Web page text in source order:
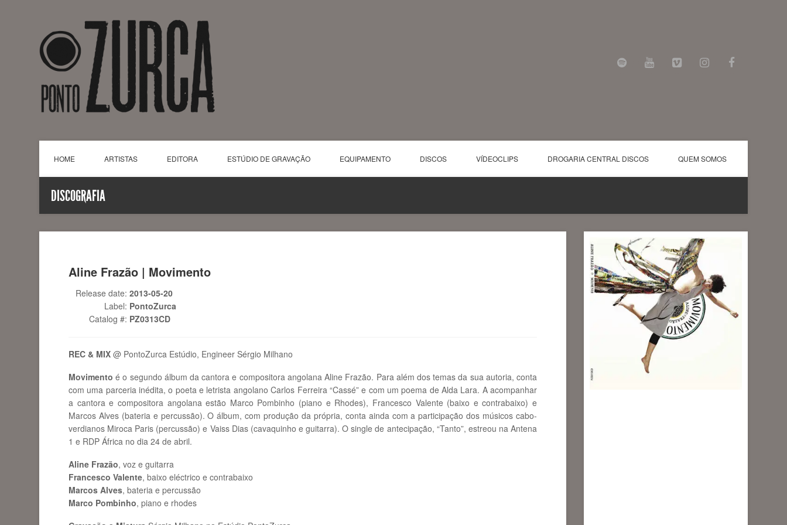
HOME ARTISTAS EDITORA ESTÚDIO DE GRAVAÇÃO EQUIPAMENTO DISCOS VÍDEOCLIPS DROGARIA CENTRAL DISCOS QUEM SOMOS
DISCOGRAFIA
Aline Frazão | Movimento
Release date: 2013-05-20
Label: PontoZurca
Catalog #: PZ0313CD
REC & MIX @ PontoZurca Estúdio, Engineer Sérgio Milhano
Movimento é o segundo álbum da cantora e compositora angolana Aline Frazão. Para além dos temas da sua autoria, conta
com uma parceria inédita, o poeta e letrista angolano Carlos Ferreira “Cassé” e com um poema de Alda Lara. A acompanhar
a cantora e compositora angolana estão Marco Pombinho (piano e Rhodes), Francesco Valente (baixo e contrabaixo) e
Marcos Alves (bateria e percussão). O álbum, com produção da própria, conta ainda com a participação dos músicos cabo-
verdianos Miroca Paris (percussão) e Vaiss Dias (cavaquinho e guitarra). O single de antecipação, “Tanto”, estreou na Antena
1 e RDP África no dia 24 de abril.
Aline Frazão, voz e guitarra
Francesco Valente, baixo eléctrico e contrabaixo
Marcos Alves, bateria e percussão
Marco Pombinho, piano e rhodes